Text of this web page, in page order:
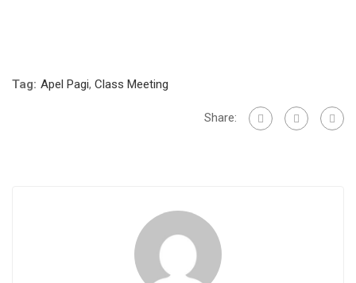
Tag: Apel Pagi, Class Meeting
Share: